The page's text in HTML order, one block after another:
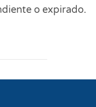
o expirado.